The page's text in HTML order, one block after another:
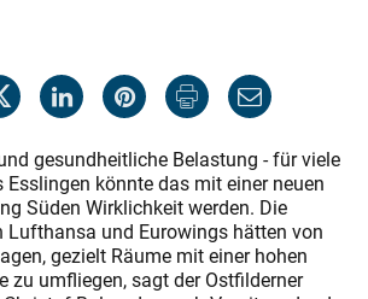
gesundheitliche Belastung - für viele
Esslingen könnte das mit einer neuen
Süden Wirklichkeit werden. Die
Lufthansa und Eurowings hätten von
gezielt Räume mit einer hohen
zu umfliegen, sagt der Ostfilderner